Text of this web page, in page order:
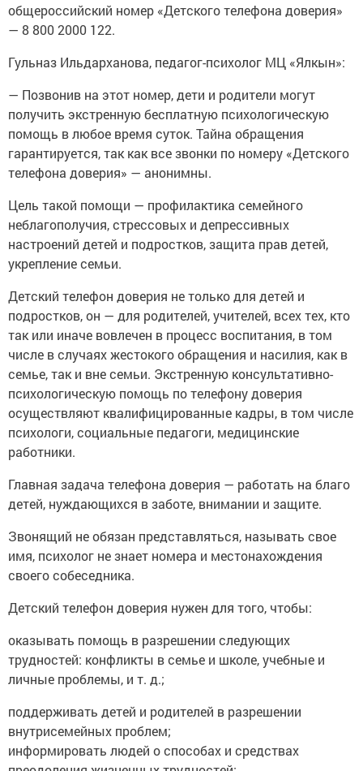
общероссийский номер «Детского телефона доверия»
— 8 800 2000 122.
Гульназ Ильдарханова, педагог-психолог МЦ «Ялкын»:
— Позвонив на этот номер, дети и родители могут
получить экстренную бесплатную психологическую
помощь в любое время суток. Тайна обращения
гарантируется, так как все звонки по номеру «Детского
телефона доверия» — анонимны.
Цель такой помощи — профилактика семейного
неблагополучия, стрессовых и депрессивных
настроений детей и подростков, защита прав детей,
укрепление семьи.
Детский телефон доверия не только для детей и
подростков, он — для родителей, учителей, всех тех, кто
так или иначе вовлечен в процесс воспитания, в том
числе в случаях жестокого обращения и насилия, как в
семье, так и вне семьи. Экстренную консультативно-
психологическую помощь по телефону доверия
осуществляют квалифицированные кадры, в том числе
психологи, социальные педагоги, медицинские
работники.
Главная задача телефона доверия — работать на благо
детей, нуждающихся в заботе, внимании и защите.
Звонящий не обязан представляться, называть свое
имя, психолог не знает номера и местонахождения
своего собеседника.
Детский телефон доверия нужен для того, чтобы:
оказывать помощь в разрешении следующих
трудностей: конфликты в семье и школе, учебные и
личные проблемы, и т. д.;
поддерживать детей и родителей в разрешении
внутрисемейных проблем;
информировать людей о способах и средствах